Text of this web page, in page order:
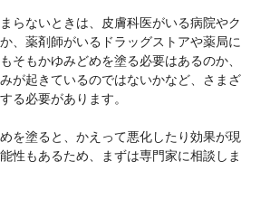
らないときは、皮膚科医がいる病院やク
、薬剤師がいるドラッグストアや薬局に
そもかゆみどめを塗る必要はあるのか、
が起きているのではないかなど、さまざ
る必要があります。
を塗ると、かえって悪化したり効果が現
性もあるため、まずは専門家に相談しま